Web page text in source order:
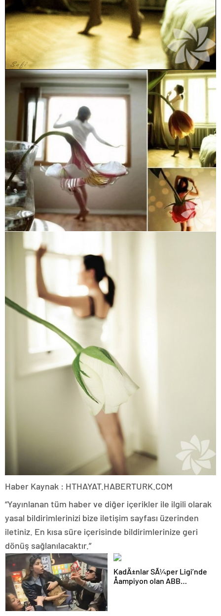
Haber Kaynak : HTHAYAT.HABERTURK.COM
“Yayınlanan tüm haber ve diğer içerikler ile ilgili olarak
yasal bildirimlerinizi bize iletişim sayfası üzerinden
iletiniz. En kısa süre içerisinde bildirimlerinize geri
dönüş sağlanılacaktır.”
KadÄ±nlar SÃ¼per Ligi’nde
Åampiyon olan ABB